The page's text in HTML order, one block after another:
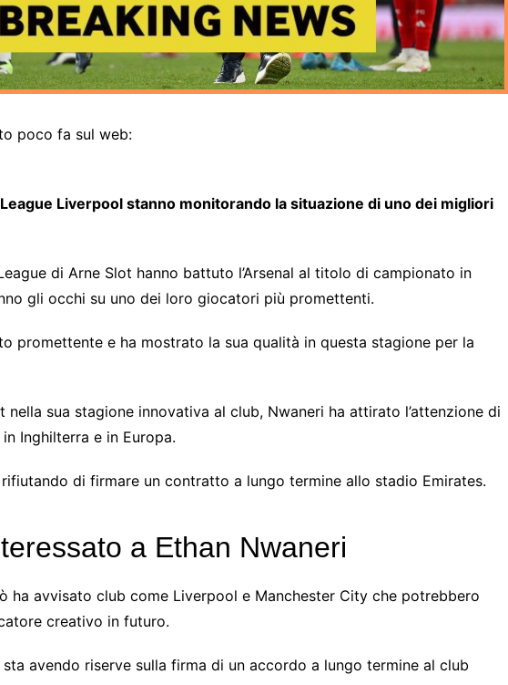
poco fa sul web:
Liverpool stanno monitorando la situazione di uno dei migliori
di Arne Slot hanno battuto l’Arsenal al titolo di campionato in
gli occhi su uno dei loro giocatori più promettenti.
promettente e ha mostrato la sua qualità in questa stagione per la
nella sua stagione innovativa al club, Nwaneri ha attirato l’attenzione di
Inghilterra e in Europa.
di firmare un contratto a lungo termine allo stadio Emirates.
a Ethan Nwaneri
ha avvisato club come Liverpool e Manchester City che potrebbero
creativo in futuro.
avendo riserve sulla firma di un accordo a lungo termine al club